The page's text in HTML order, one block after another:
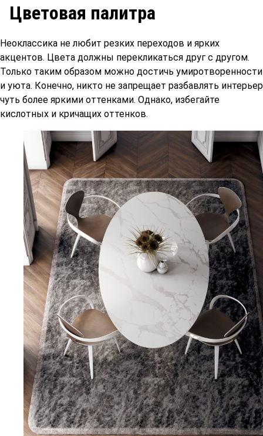
Цветовая палитра
Неоклассика не любит резких переходов и ярких
акцентов. Цвета должны перекликаться друг с другом.
Только таким образом можно достичь умиротворенности
и уюта. Конечно, никто не запрещает разбавлять интерьер
чуть более яркими оттенками. Однако, избегайте
кислотных и кричащих оттенков.